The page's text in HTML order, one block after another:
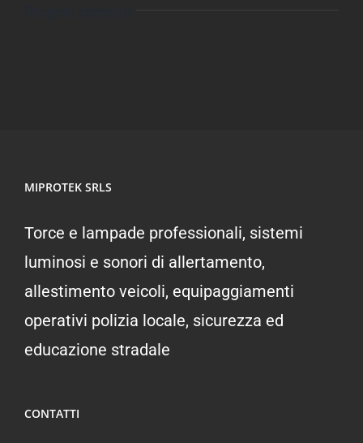
MIPROTEK SRLS
Torce e lampade professionali, sistemi
luminosi e sonori di allertamento,
allestimento veicoli, equipaggiamenti
operativi polizia locale, sicurezza ed
educazione stradale
CONTATTI